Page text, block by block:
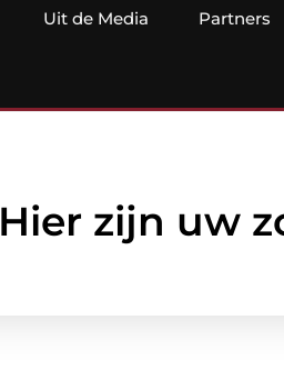
Uit de Media Partners
Hier zijn uw